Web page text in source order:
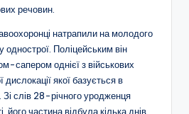
речовин.
натрапили на молодого
однострої. Поліцейським він
сапером однієї з військових
дислокації якої базується в
Зі слів 28-річного уродженця
його частина відбула кілька днів